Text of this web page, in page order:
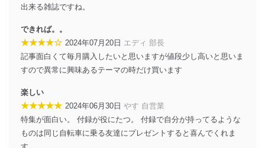
設定しています。
個人情報保護マネジメントシステムの継続的改善
当社は、内部監査及びマネジメントレビューの機会を通
じて、個人情報保護マネジメントシステムを継続的に改
善し、常に最良の状態を維持します。
苦情及び相談受付け窓口
貴殿の個人情報及び当社の個人情報保護マネジメントシ
ステムに関するご相談及び苦情については以下までご連
絡ください。
出来る雑誌ですね。
できれば。。
★★★★☆ 2024年07月20日 エディ 部長
記事面白くて毎月購入したいと思いますが値段少し高いと思いま
すので異常に興味あるテーマの時だけ買います
楽しい
★★★★★ 2024年06月30日 やす 自営業
特集が面白い。 付録が役にたつ。 付録で自分が持ってるような
ものは同じ自転車に乗る友達にプレゼントすると喜んでくれま